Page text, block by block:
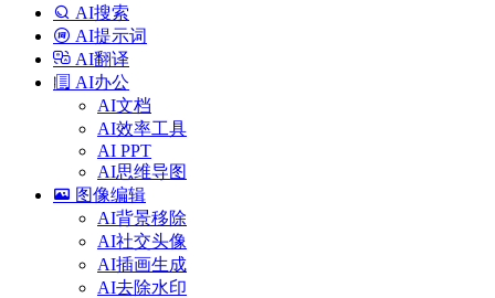
AI搜索
AI提示词
AI翻译
AI办公
AI文档
AI效率工具
AI PPT
AI思维导图
图像编辑
AI背景移除
AI社交头像
AI插画生成
AI去除水印